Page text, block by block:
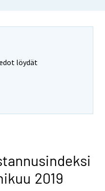
löydät
2019